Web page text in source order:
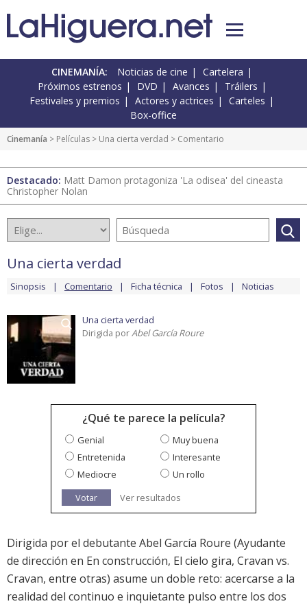
CINEMANÍA: Noticias de cine
Cartelera
Próximos estrenos
DVD Avances
Tráilers
Festivales y premios
Actores y actrices
Carteles
Box-office
Cinemanía > Películas > Una cierta verdad > Comentario
Destacado: Matt Damon protagoniza 'La odisea' del cineasta
Christopher Nolan
Una cierta verdad
Sinopsis Comentario Ficha técnica Fotos Noticias
Una cierta verdad
Dirigida porAbel García Roure
¿Qué te parece la película?
Genial
Muy buena
Entretenida
Interesante
Mediocre
Un rollo
Votar
Ver resultados
Dirigida por el debutante Abel García Roure (Ayudante
de dirección en En construcción, El cielo gira, Cravan vs.
Cravan, entre otras) asume un doble reto: acercarse a la
realidad del continuo e inquietante pulso entre los dos